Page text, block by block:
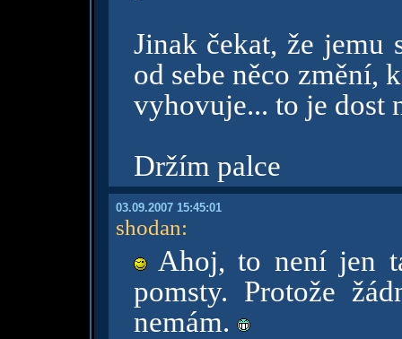
Jinak čekat, že jemu
od sebe něco změní,
vyhovuje... to je dost
Držím palce
03.09.2007 15:45:01
shodan:
Ahoj, to není jen
pomsty. Protože
nemám.